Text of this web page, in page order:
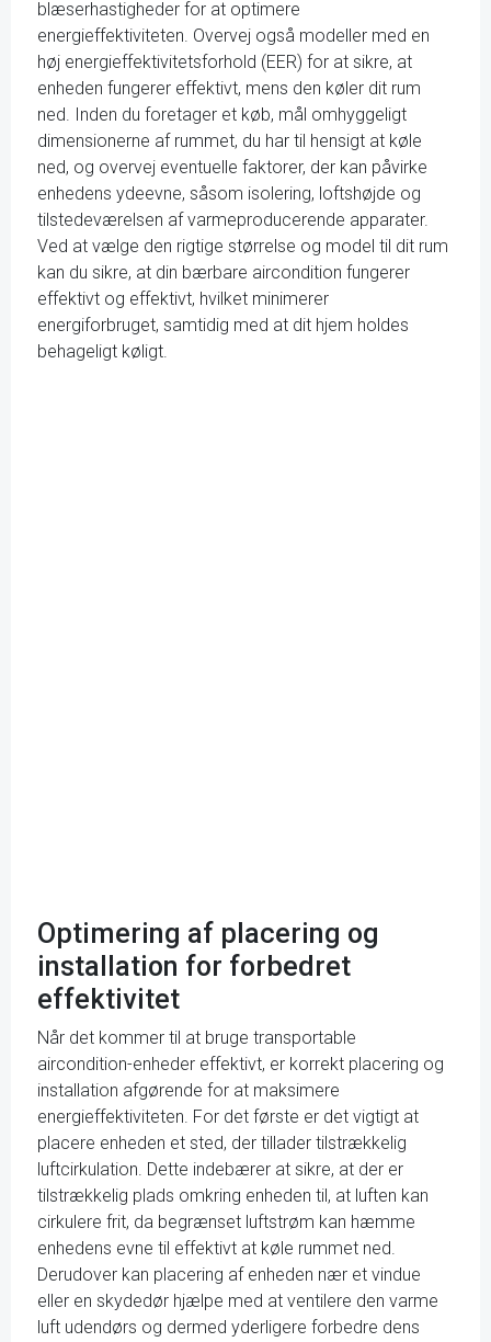
blæserhastigheder for at optimere
energieffektiviteten. Overvej også modeller med en
høj energieffektivitetsforhold (EER) for at sikre, at
enheden fungerer effektivt, mens den køler dit rum
ned. Inden du foretager et køb, mål omhyggeligt
dimensionerne af rummet, du har til hensigt at køle
ned, og overvej eventuelle faktorer, der kan påvirke
enhedens ydeevne, såsom isolering, loftshøjde og
tilstedeværelsen af varmeproducerende apparater.
Ved at vælge den rigtige størrelse og model til dit rum
kan du sikre, at din bærbare aircondition fungerer
effektivt og effektivt, hvilket minimerer
energiforbruget, samtidig med at dit hjem holdes
behageligt køligt.
Optimering af placering og
installation for forbedret
effektivitet
Når det kommer til at bruge transportable
aircondition-enheder effektivt, er korrekt placering og
installation afgørende for at maksimere
energieffektiviteten. For det første er det vigtigt at
placere enheden et sted, der tillader tilstrækkelig
luftcirkulation. Dette indebærer at sikre, at der er
tilstrækkelig plads omkring enheden til, at luften kan
cirkulere frit, da begrænset luftstrøm kan hæmme
enhedens evne til effektivt at køle rummet ned.
Derudover kan placering af enheden nær et vindue
eller en skydedør hjælpe med at ventilere den varme
luft udendørs og dermed yderligere forbedre dens